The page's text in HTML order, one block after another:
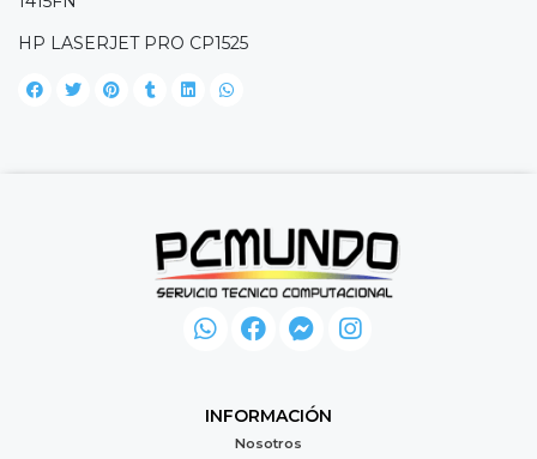
HP LASERJET PRO CP1525
INFORMACIÓN
Nosotros